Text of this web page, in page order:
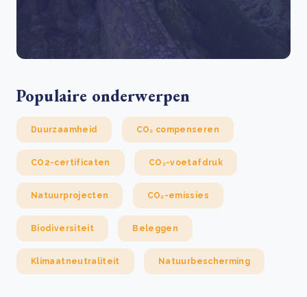
Populaire onderwerpen
Duurzaamheid CO₂ compenseren
CO2-certificaten CO₂-voetafdruk
Natuurprojecten CO₂-emissies
Biodiversiteit Beleggen
Klimaatneutraliteit Natuurbescherming